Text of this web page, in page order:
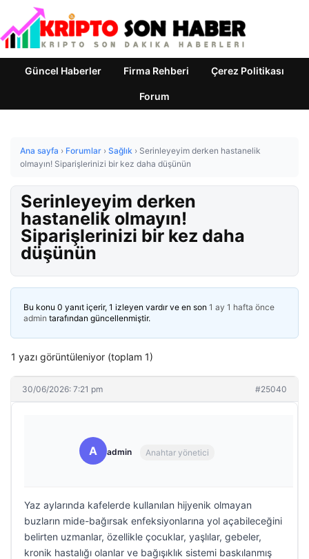
Güncel Haberler Firma Rehberi Çerez Politikası
Forum
Ana sayfa › Forumlar › Sağlık › Serinleyeyim derken hastanelik
olmayın! Siparişlerinizi bir kez daha düşünün
Serinleyeyim derken
hastanelik olmayın!
Siparişlerinizi bir kez daha
düşünün
Bu konu 0 yanıt içerir, 1 izleyen vardır ve en son 1 ay 1 hafta önce
admin tarafından güncellenmiştir.
1 yazı görüntüleniyor (toplam 1)
30/06/2026: 7:21 pm #25040
A admin Anahtar yönetici
Yaz aylarında kafelerde kullanılan hijyenik olmayan
buzların mide-bağırsak enfeksiyonlarına yol açabileceğini
belirten uzmanlar, özellikle çocuklar, yaşlılar, gebeler,
kronik hastalığı olanlar ve bağışıklık sistemi baskılanmış